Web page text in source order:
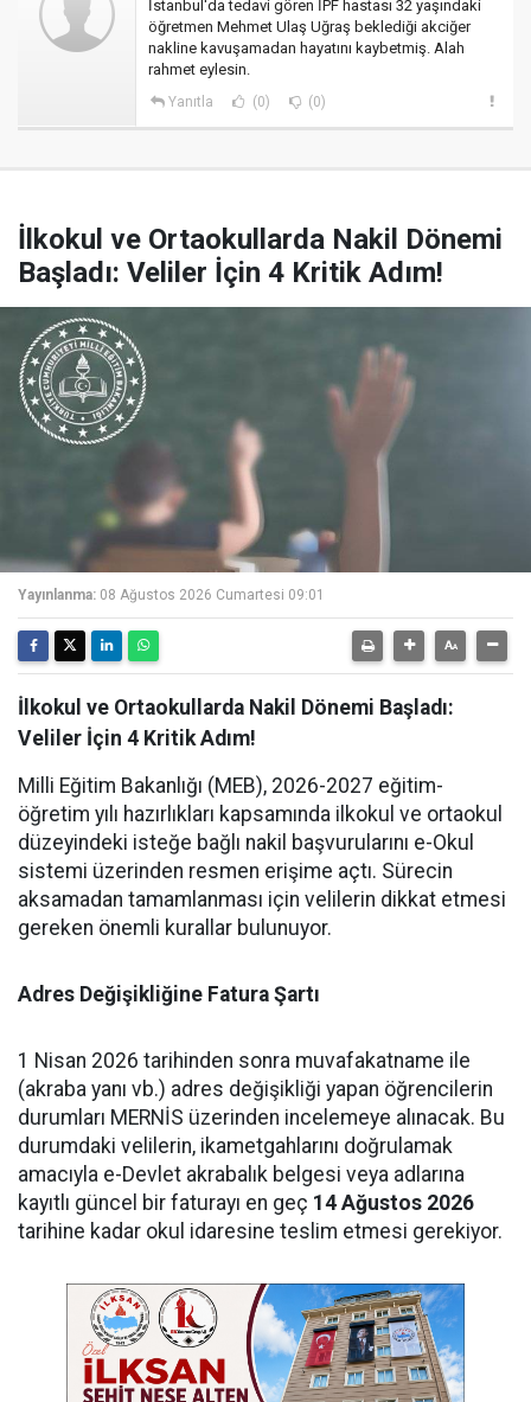
İstanbul'da tedavi gören İPF hastası 32 yaşındaki
öğretmen Mehmet Ulaş Uğraş beklediği akciğer
nakline kavuşamadan hayatını kaybetmiş. Alah
rahmet eylesin.
Yanıtla (0) (0)
İlkokul ve Ortaokullarda Nakil Dönemi
Başladı: Veliler İçin 4 Kritik Adım!
Yayınlanma: 08 Ağustos 2026 Cumartesi 09:01
İlkokul ve Ortaokullarda Nakil Dönemi Başladı:
Veliler İçin 4 Kritik Adım!
Milli Eğitim Bakanlığı (MEB), 2026-2027 eğitim-
öğretim yılı hazırlıkları kapsamında ilkokul ve ortaokul
düzeyindeki isteğe bağlı nakil başvurularını e-Okul
sistemi üzerinden resmen erişime açtı. Sürecin
aksamadan tamamlanması için velilerin dikkat etmesi
gereken önemli kurallar bulunuyor.
Adres Değişikliğine Fatura Şartı
1 Nisan 2026 tarihinden sonra muvafakatname ile
(akraba yanı vb.) adres değişikliği yapan öğrencilerin
durumları MERNİS üzerinden incelemeye alınacak. Bu
durumdaki velilerin, ikametgahlarını doğrulamak
amacıyla e-Devlet akrabalık belgesi veya adlarına
kayıtlı güncel bir faturayı en geç 14 Ağustos 2026
tarihine kadar okul idaresine teslim etmesi gerekiyor.